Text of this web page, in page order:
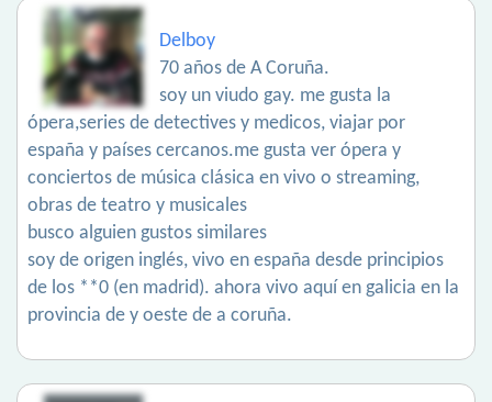
Delboy
70 años de A Coruña.
soy un viudo gay. me gusta la
ópera,series de detectives y medicos, viajar por
españa y países cercanos.me gusta ver ópera y
conciertos de música clásica en vivo o streaming,
obras de teatro y musicales
busco alguien gustos similares
soy de origen inglés, vivo en españa desde principios
de los **0 (en madrid). ahora vivo aquí en galicia en la
provincia de y oeste de a coruña.